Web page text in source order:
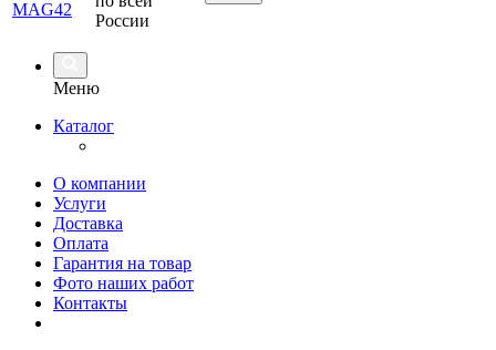
России
Меню
Каталог
О компании
Услуги
Доставка
Оплата
Гарантия на товар
Фото наших работ
Контакты